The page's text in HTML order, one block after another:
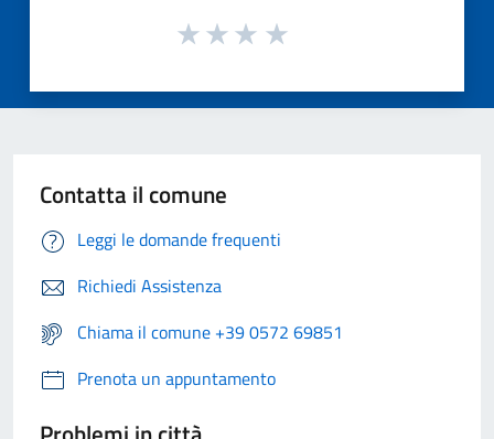
Contatta il comune
Leggi le domande frequenti
Richiedi Assistenza
Chiama il comune +39 0572 69851
Prenota un appuntamento